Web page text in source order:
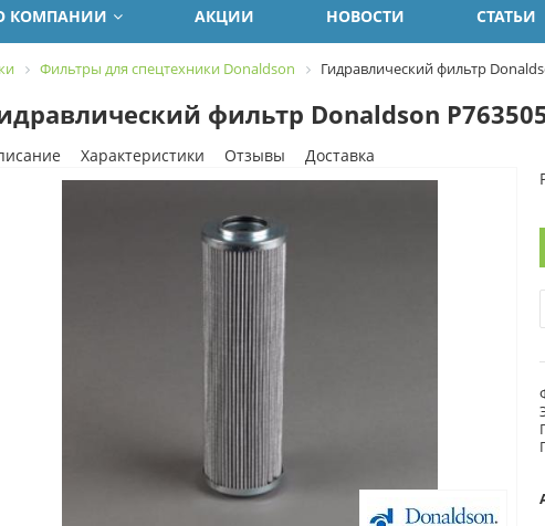
КОМПАНИИ АКЦИИ НОВОСТИ СТАТЬИ
Фильтры для спецтехники Donaldson Гидравлический фильтр
фильтр Donaldson
Характеристики Отзывы
Доставка